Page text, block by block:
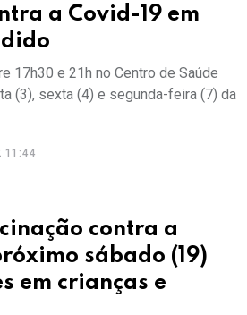
a Covid-19 em
17h30 e 21h no Centro de Saúde
(3), sexta (4) e segunda-feira (7) da
11:44
contra a
sábado (19)
em crianças e